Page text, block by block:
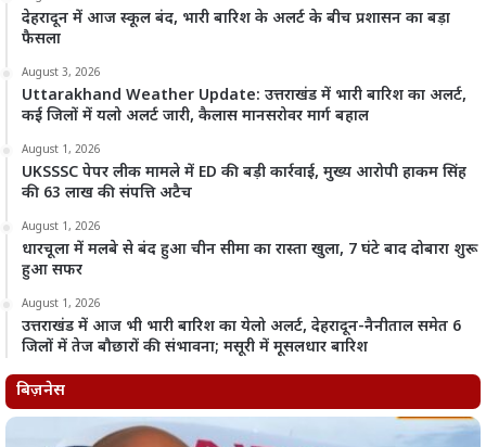
देहरादून में आज स्कूल बंद, भारी बारिश के अलर्ट के बीच प्रशासन का बड़ा
फैसला
August 3, 2026
Uttarakhand Weather Update: उत्तराखंड में भारी बारिश का अलर्ट,
कई जिलों में यलो अलर्ट जारी, कैलास मानसरोवर मार्ग बहाल
August 1, 2026
UKSSSC पेपर लीक मामले में ED की बड़ी कार्रवाई, मुख्य आरोपी हाकम सिंह
की 63 लाख की संपत्ति अटैच
August 1, 2026
धारचूला में मलबे से बंद हुआ चीन सीमा का रास्ता खुला, 7 घंटे बाद दोबारा शुरू
हुआ सफर
August 1, 2026
उत्तराखंड में आज भी भारी बारिश का येलो अलर्ट, देहरादून-नैनीताल समेत 6
जिलों में तेज बौछारों की संभावना; मसूरी में मूसलधार बारिश
बिज़नेस